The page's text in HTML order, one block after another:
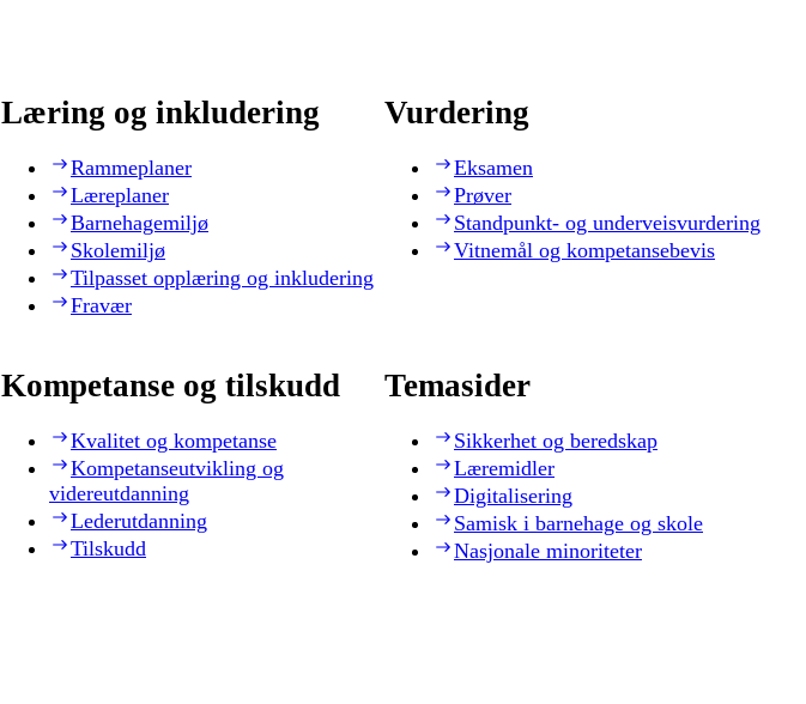
Læring og inkludering
Rammeplaner
Læreplaner
Barnehagemiljø
Skolemiljø
Tilpasset opplæring og inkludering
Fravær
Vurdering
Eksamen
Prøver
Standpunkt- og underveisvurdering
Vitnemål og kompetansebevis
Kompetanse og tilskudd
Kvalitet og kompetanse
Kompetanseutvikling og
videreutdanning
Lederutdanning
Tilskudd
Temasider
Sikkerhet og beredskap
Læremidler
Digitalisering
Samisk i barnehage og skole
Nasjonale minoriteter